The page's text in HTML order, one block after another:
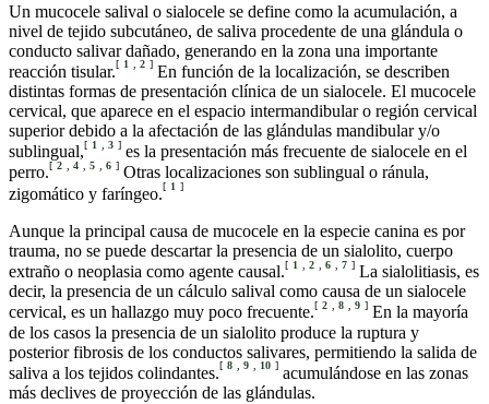
Un mucocele salival o sialocele se define como la acumulación, a
nivel de tejido subcutáneo, de saliva procedente de una glándula o
conducto salivar dañado, generando en la zona una importante
reacción tisular.[ 1 , 2 ] En función de la localización, se describen
distintas formas de presentación clínica de un sialocele. El mucocele
cervical, que aparece en el espacio intermandibular o región cervical
superior debido a la afectación de las glándulas mandibular y/o
sublingual,[ 1 3 ] es la presentación más frecuente de sialocele en el
perro.[ 2 4 5 6 ] Otras localizaciones son sublingual o ránula,
zigomático y faríngeo.[ 1 ]
Aunque la principal causa de mucocele en la especie canina es por
trauma, no se puede descartar la presencia de un sialolito, cuerpo
extraño o neoplasia como agente causal.[ 1 2 6 7 ] La sialolitiasis, es
decir, la presencia de un cálculo salival como causa de un sialocele
cervical, es un hallazgo muy poco frecuente.[ 2 8 9 ] En la mayoría
de los casos la presencia de un sialolito produce la ruptura y
posterior fibrosis de los conductos salivares, permitiendo la salida de
saliva a los tejidos colindantes.[ 8 , 9 , 10 ] acumulándose en las zonas
más declives de proyección de las glándulas.